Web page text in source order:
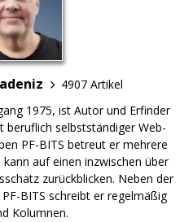
4907 Artikel
1975, ist Autor und Erfinder
beruflich selbstständiger Web-
PF-BITS betreut er mehrere
auf einen inzwischen über
zurückblicken. Neben der
BITS schreibt er regelmäßig
Kolumnen.